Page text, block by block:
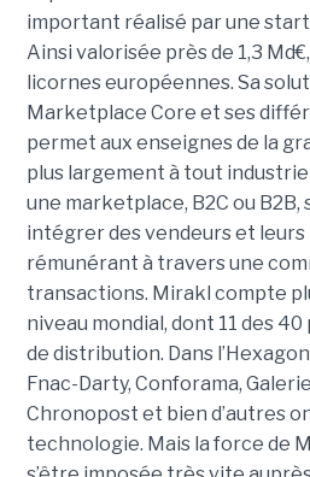
important réalisé par une
Ainsi valorisée près de 1,3
licornes européennes. Sa
Marketplace Core et ses
permet aux enseignes de la
plus largement à tout
une marketplace, B2C ou B2B,
intégrer des vendeurs et leurs
rémunérant à travers une
transactions. Mirakl compte
niveau mondial, dont 11 des
de distribution. Dans
Fnac-Darty, Conforama,
Chronopost et bien d’autres
technologie. Mais la force de